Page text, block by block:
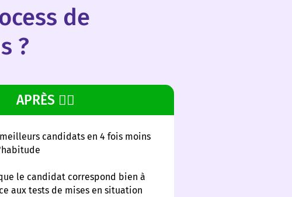
de
?
APRÈS 👍🏻
candidats en 4 fois moins
le candidat correspond bien à
aux tests de mises en situation